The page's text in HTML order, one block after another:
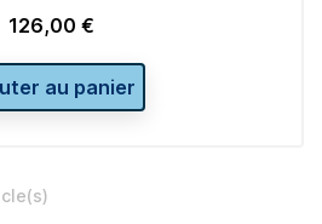
Prix
126,00 €
au panier